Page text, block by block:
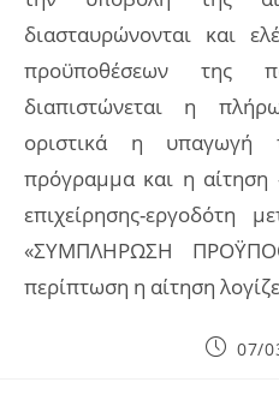
διασταυρώνονται και
προϋποθέσεων
διαπιστώνεται η
οριστικά η υπαγωγή
πρόγραμμα και η
επιχείρησης-εργοδότη
«ΣΥΜΠΛΗΡΩΣΗ
περίπτωση η αίτηση
Post07/